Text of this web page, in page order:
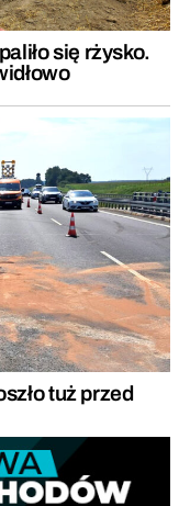
się rżysko.
tuż przed